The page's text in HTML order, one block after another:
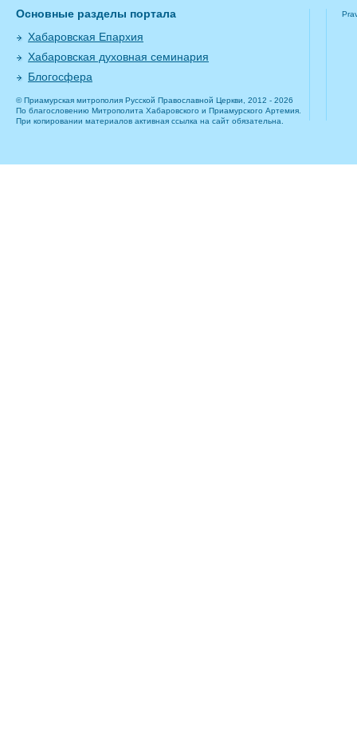
Основные разделы портала
Хабаровская Епархия
Хабаровская духовная семинария
Блогосфера
© Приамурская митрополия Русской Православной Церкви, 2012 - 2026
По благословению Митрополита Хабаровского и Приамурского Артемия.
При копировании материалов активная ссылка на сайт обязательна.